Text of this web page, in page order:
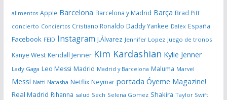
alimentos Apple Barcelona Barcelona y Madrid Barça Brad Pitt
concierto Conciertos Cristiano Ronaldo Daddy Yankee Dalex España
Facebook FEID Instagram J.Álvarez Jennifer Lopez Juego de tronos
Kanye West Kendall Jenner Kim Kardashian Kylie Jenner
Lady Gaga Leo Messi Madrid Madrid y Barcelona Maluma Marvel
Messi Natti Natasha Netflix Neymar portada Óyeme Magazine!
Real Madrid Rihanna salud Sech Selena Gomez Shakira Taylor Swift